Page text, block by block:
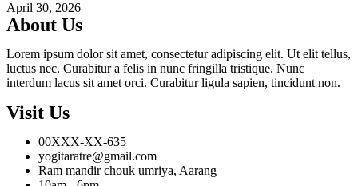
April 30, 2026
About Us
Lorem ipsum dolor sit amet, consectetur adipiscing elit. Ut elit tellus,
luctus nec. Curabitur a felis in nunc fringilla tristique. Nunc
interdum lacus sit amet orci. Curabitur ligula sapien, tincidunt non.
Visit Us
00XXX-XX-635
yogitaratre@gmail.com
Ram mandir chouk umriya, Aarang